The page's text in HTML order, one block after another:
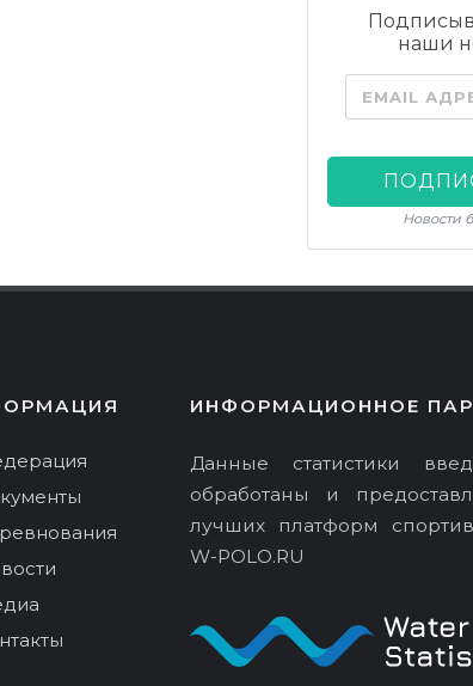
наши
EMAIL
Новости
ИНФОРМАЦИОННОЕ
Данные статистики
обработаны и
лучших платформ
W-POLO.RU